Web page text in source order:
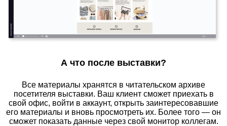
А что после выставки?
Все материалы хранятся в читательском архиве
посетителя выставки. Ваш клиент сможет приехать в
свой офис, войти в аккаунт, открыть заинтересовавшие
его материалы и вновь просмотреть их. Более того — он
сможет показать данные через свой монитор коллегам.